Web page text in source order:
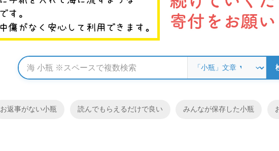
お返事がない小瓶 読んでもらえるだけで良い みんなが保存した小瓶